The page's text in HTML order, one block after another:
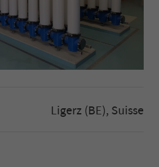
Ligerz (BE), Suisse